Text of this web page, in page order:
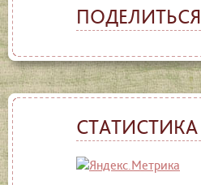
ПОДЕЛИТЬСЯ
СТАТИСТИКА